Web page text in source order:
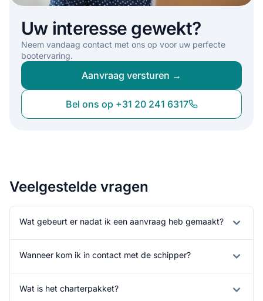
Uw interesse gewekt?
Neem vandaag contact met ons op voor uw perfecte
bootervaring.
Aanvraag versturen →
Bel ons op +31 20 241 6317
Veelgestelde vragen
Wat gebeurt er nadat ik een aanvraag heb gemaakt?
Wanneer kom ik in contact met de schipper?
Wat is het charterpakket?